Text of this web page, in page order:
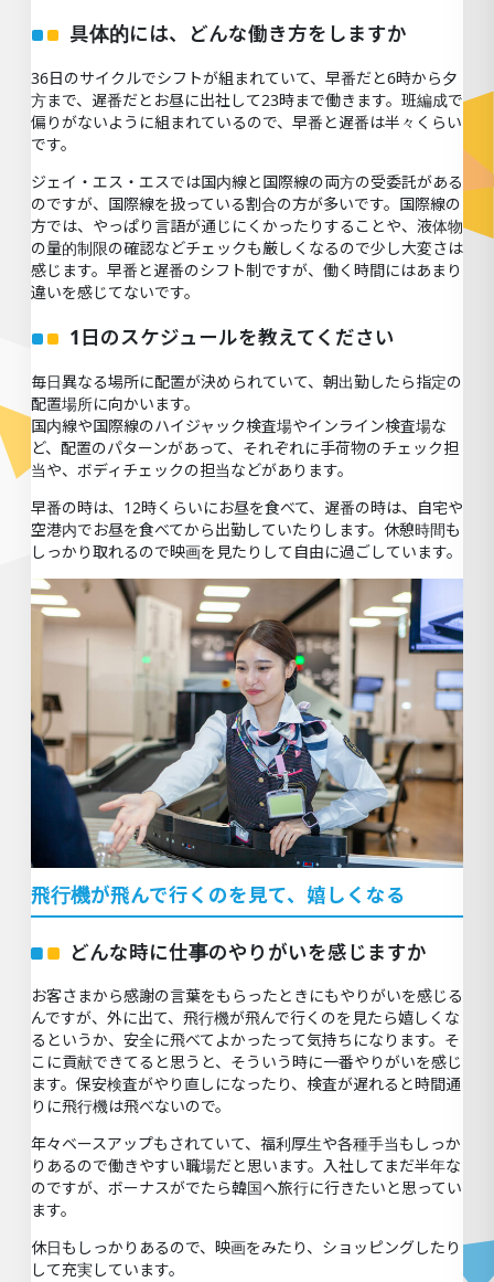
具体的には、どんな働き方をしますか
36日のサイクルでシフトが組まれていて、早番だと6時から夕
方まで、遅番だとお昼に出社して23時まで働きます。班編成で
偏りがないように組まれているので、早番と遅番は半々くらい
です。
ジェイ・エス・エスでは国内線と国際線の両方の受委託がある
のですが、国際線を扱っている割合の方が多いです。国際線の
方では、やっぱり言語が通じにくかったりすることや、液体物
の量的制限の確認などチェックも厳しくなるので少し大変さは
感じます。早番と遅番のシフト制ですが、働く時間にはあまり
違いを感じてないです。
1日のスケジュールを教えてください
毎日異なる場所に配置が決められていて、朝出勤したら指定の
配置場所に向かいます。
国内線や国際線のハイジャック検査場やインライン検査場な
ど、配置のパターンがあって、それぞれに手荷物のチェック担
当や、ボディチェックの担当などがあります。
早番の時は、12時くらいにお昼を食べて、遅番の時は、自宅や
空港内でお昼を食べてから出勤していたりします。休憩時間も
しっかり取れるので映画を見たりして自由に過ごしています。
飛行機が飛んで行くのを見て、嬉しくなる
どんな時に仕事のやりがいを感じますか
お客さまから感謝の言葉をもらったときにもやりがいを感じる
んですが、外に出て、飛行機が飛んで行くのを見たら嬉しくな
るというか、安全に飛べてよかったって気持ちになります。そ
こに貢献できてると思うと、そういう時に一番やりがいを感じ
ます。保安検査がやり直しになったり、検査が遅れると時間通
りに飛行機は飛べないので。
年々ベースアップもされていて、福利厚生や各種手当もしっか
りあるので働きやすい職場だと思います。入社してまだ半年な
のですが、ボーナスがでたら韓国へ旅行に行きたいと思ってい
ます。
休日もしっかりあるので、映画をみたり、ショッピングしたり
して充実しています。